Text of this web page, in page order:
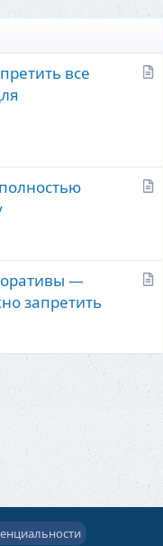
все
ь
—
запретить